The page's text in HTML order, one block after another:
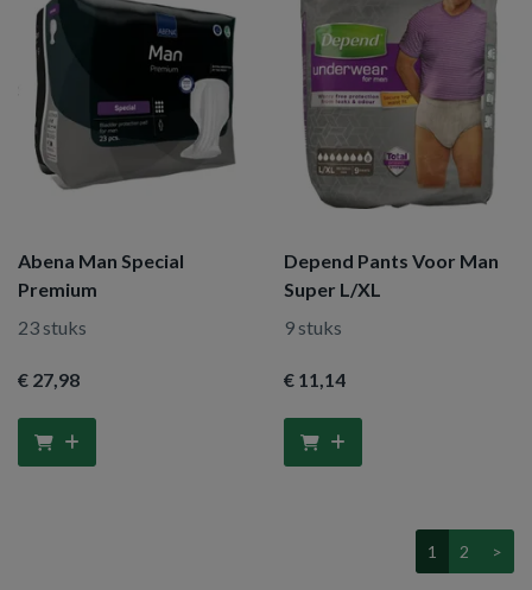
Abena Man Special
Premium
23 stuks
€ 27,98
Depend Pants Voor Man
Super L/XL
9 stuks
€ 11,14
1 2 >